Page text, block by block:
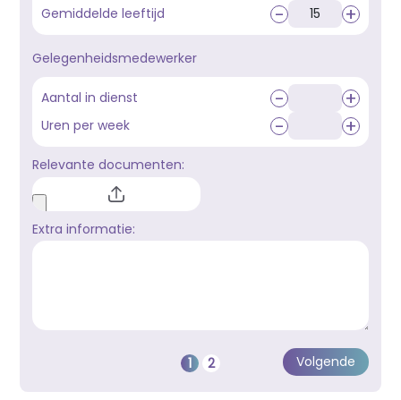
Gemiddelde leeftijd - +
Gelegenheidsmedewerker
Aantal in dienst - +
Uren per week - +
Relevante documenten:
Extra informatie: